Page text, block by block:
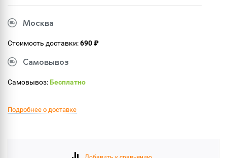
Москва
Стоимость доставки:690 ₽
Самовывоз
Самовывоз:Бесплатно
Подробнее о доставке